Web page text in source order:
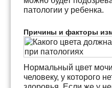
патологии у ребенка.
Причины и факторы
Нормальный цвет
человеку, у которого